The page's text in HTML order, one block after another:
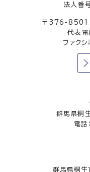
法人番
〒376-8501
代表
ファク
群馬県桐
電
群馬県桐